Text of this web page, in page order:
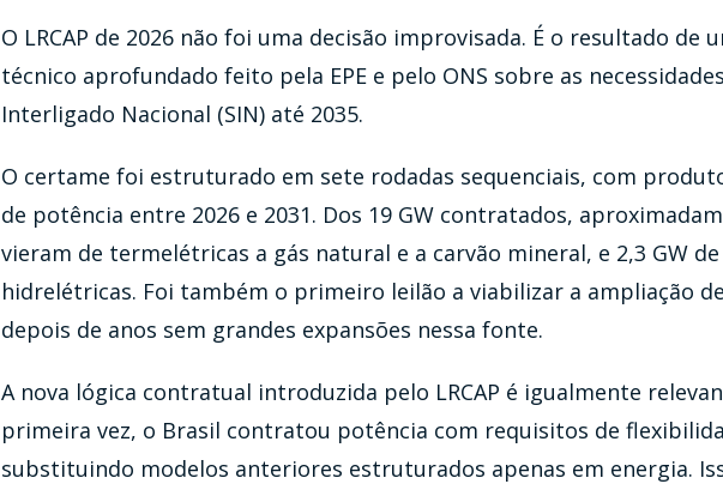
O LRCAP de 2026 não foi uma decisão improvisada. É o resultado de
técnico aprofundado feito pela EPE e pelo ONS sobre as
Interligado Nacional (SIN) até 2035.
O certame foi estruturado em sete rodadas sequenciais, com
de potência entre 2026 e 2031. Dos 19 GW contratados,
vieram de termelétricas a gás natural e a carvão mineral, e 2,3 GW
hidrelétricas. Foi também o primeiro leilão a viabilizar a ampliação
depois de anos sem grandes expansões nessa fonte.
A nova lógica contratual introduzida pelo LRCAP é igualmente
primeira vez, o Brasil contratou potência com requisitos de
substituindo modelos anteriores estruturados apenas em energia.